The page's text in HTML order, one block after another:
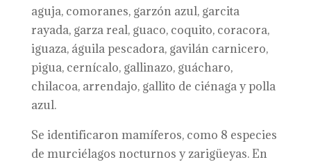
aguja, comoranes, garzón azul, garcita
rayada, garza real, guaco, coquito, coracora,
iguaza, águila pescadora, gavilán carnicero,
pigua, cernícalo, gallinazo, guácharo,
chilacoa, arrendajo, gallito de ciénaga y polla
azul.
Se identificaron mamíferos, como 8 especies
de murciélagos nocturnos y zarigüeyas. En